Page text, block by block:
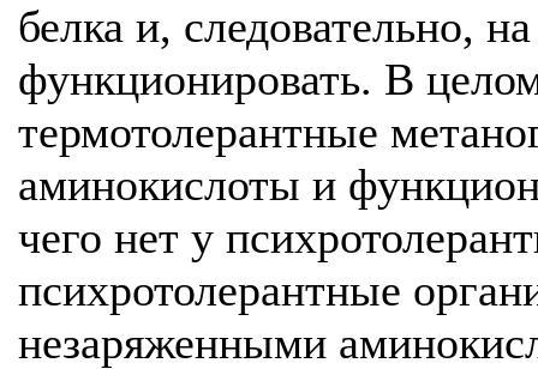
белка и, следовательно,
функционировать. В
термотолерантные
аминокислоты и
чего нет у
психротолерантные
незаряженными